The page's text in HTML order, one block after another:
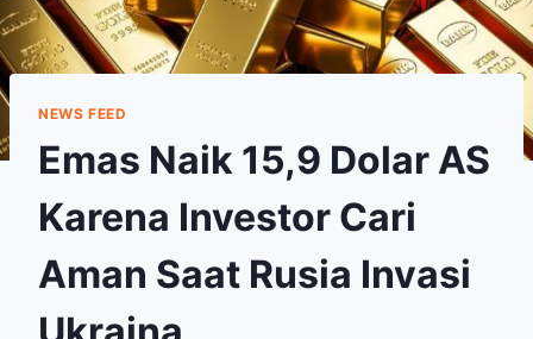
NEWS FEED
Emas Naik 15,9 Dolar AS
Karena Investor Cari
Aman Saat Rusia Invasi